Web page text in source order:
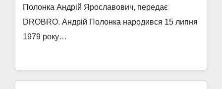
Полонка Андрій Ярославович, передає
DROBRO. Андрій Полонка народився 15 липня
1979 року…